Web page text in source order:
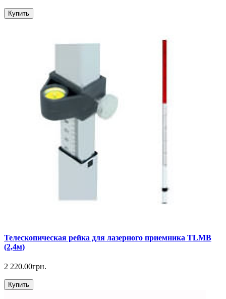
Купить
Телескопическая рейка для лазерного приемника TLMB
(2,4м)
2 220.00грн.
Купить